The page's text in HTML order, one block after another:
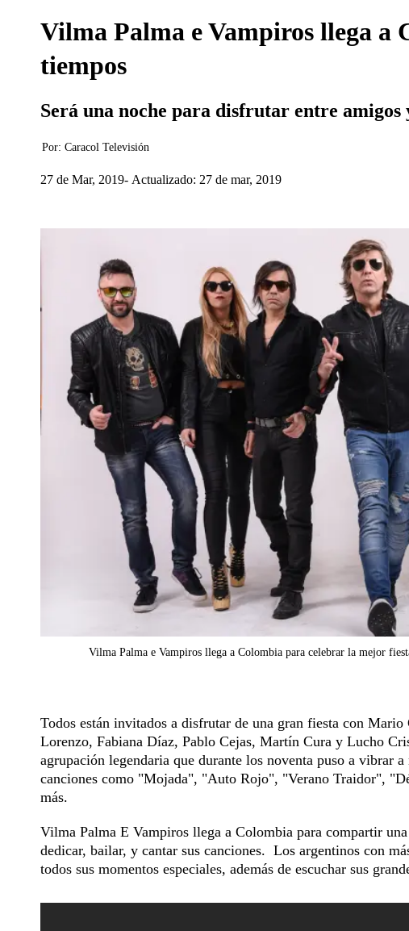
Vilma Palma e Vampiros llega a
tiempos
Será una noche para disfrutar entre
Por: Caracol Televisión
27 de Mar, 2019 Actualizado: 27 de mar, 2019
Vilma Palma e Vampiros llega a Colombia para celebrar la mejor
Todos están invitados a disfrutar de una gran fiesta con
Lorenzo, Fabiana Díaz, Pablo Cejas, Martín Cura y Lucho
agrupación legendaria que durante los noventa puso a vibrar
canciones como "Mojada", "Auto Rojo", "Verano Traidor",
más.
Vilma Palma E Vampiros llega a Colombia para compartir
dedicar, bailar, y cantar sus canciones. Los argentinos con
todos sus momentos especiales, además de escuchar sus